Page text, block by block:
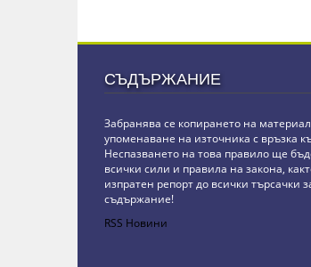
СЪДЪРЖАНИЕ
Забранява се копирането на
упоменаване на източника с връзка
Неспазването на това правило ще
всички сили и правила на закона,
изпратен репорт до всички търсачки
съдържание!
RSS Новини